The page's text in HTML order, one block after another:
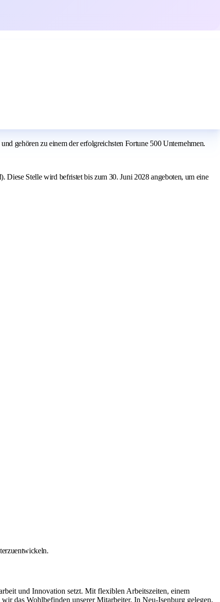
gehören zu einem der erfolgreichsten Fortune 500 Unternehmen.
Stelle wird befristet bis zum 30. Juni 2028 angeboten, um eine
und Innovation setzt. Mit flexiblen Arbeitszeiten, einem
das Wohlbefinden unserer Mitarbeiter. In Neu-Isenburg gelegen,